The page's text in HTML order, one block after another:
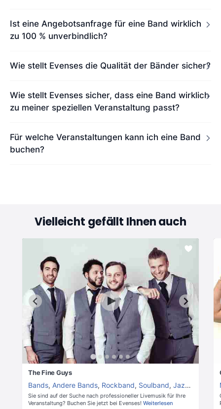
Ist eine Angebotsanfrage für eine Band wirklich
zu 100 % unverbindlich?
Wie stellt Evenses die Qualität der Bänder sicher?
Wie stellt Evenses sicher, dass eine Band wirklich
zu meiner speziellen Veranstaltung passt?
Für welche Veranstaltungen kann ich eine Band
buchen?
Vielleicht gefällt Ihnen auch
The Fine Guys
Bands, Andere Bands, Rockband, Soulband, Jazzband
Sie sind auf der Suche nach professioneller Livemusik für Ihre
Veranstaltung? Buchen Sie jetzt bei Evenses! Weiterlesen